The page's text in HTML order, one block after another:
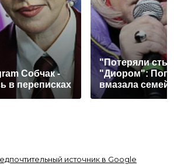
Собчак -
в переписках
"Потеряли
"Диором":
вмазала
источник в Google